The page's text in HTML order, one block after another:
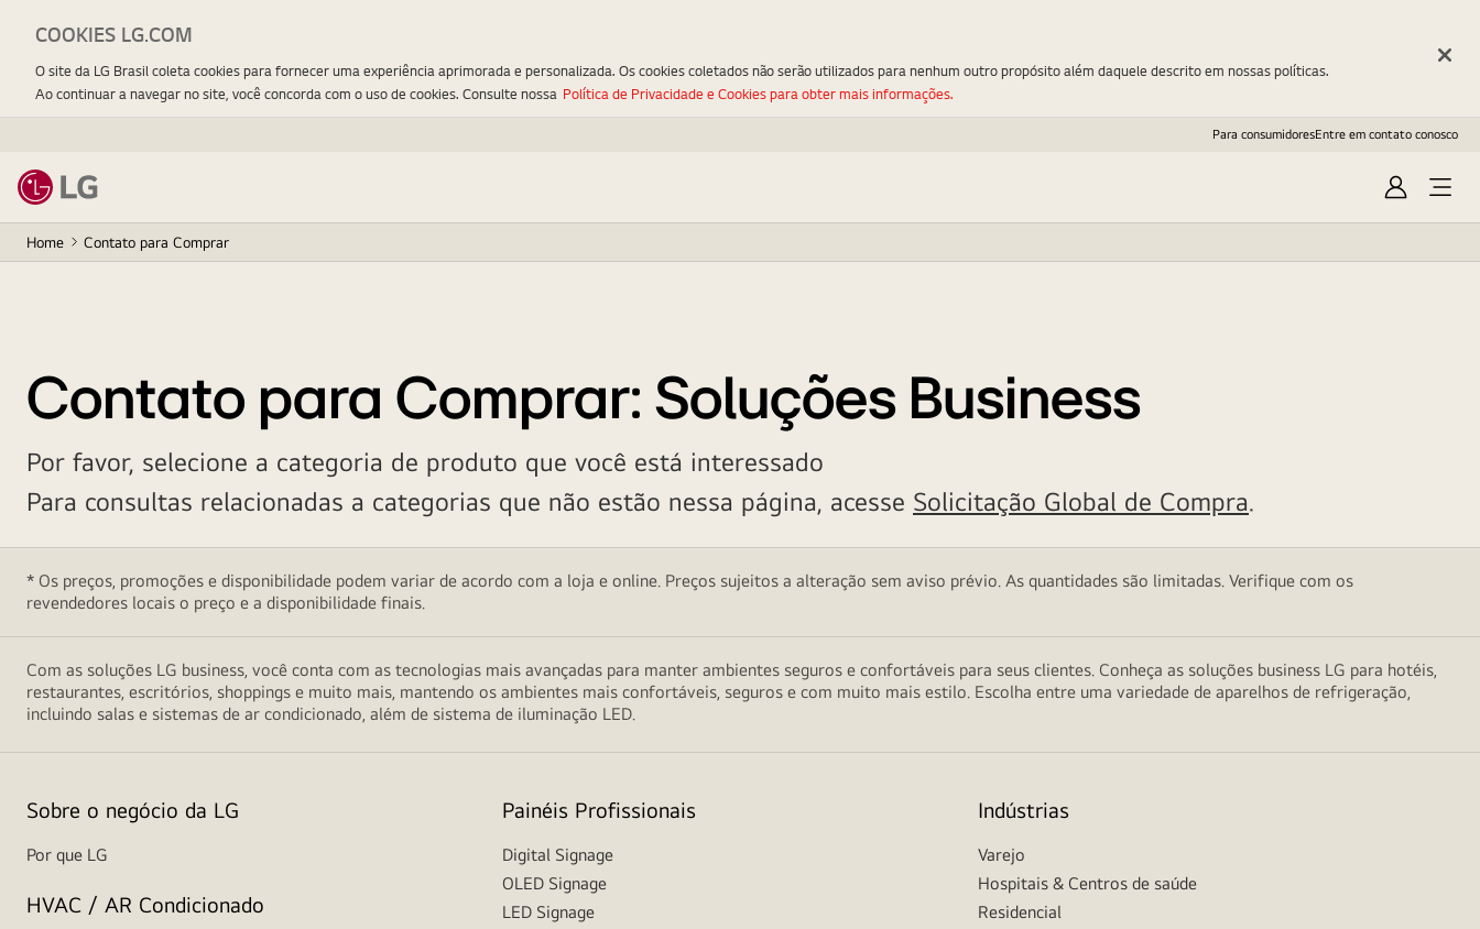
Para consumidoresEntre em contato conosco
EntrarOpen
Menu
Home Contato para Comprar
Contato para Comprar: Soluções Business
Por favor, selecione a categoria de produto que você está interessado
Para consultas relacionadas a categorias que não estão nessa página, acesse Solicitação Global de Compra.
* Os preços, promoções e disponibilidade podem variar de acordo com a loja e online. Preços sujeitos a alteração sem aviso prévio. As quantidades são limitadas. Verifique com os
revendedores locais o preço e a disponibilidade finais.
Com as soluções LG business, você conta com as tecnologias mais avançadas para manter ambientes seguros e confortáveis para seus clientes. Conheça as soluções business LG para hotéis,
restaurantes, escritórios, shoppings e muito mais, mantendo os ambientes mais confortáveis, seguros e com muito mais estilo. Escolha entre uma variedade de aparelhos de refrigeração,
incluindo salas e sistemas de ar condicionado, além de sistema de iluminação LED.
Sobre o negócio da LG
Por que LG
HVAC / AR Condicionado
Painéis Profissionais
Digital Signage
OLED Signage
LED Signage
Indústrias
Varejo
Hospitais & Centros de saúde
Residencial
COOKIES LG.COM
O site da LG Brasil coleta cookies para fornecer uma experiência aprimorada e personalizada. Os cookies coletados não serão utilizados para nenhum outro propósito além daquele descrito em nossas políticas.
Ao continuar a navegar no site, você concorda com o uso de cookies. Consulte nossa Política de Privacidade e Cookies para obter mais informações.